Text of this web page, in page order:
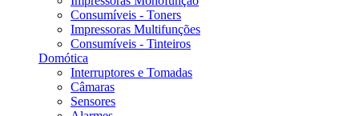
Consumíveis - Toners
Impressoras Multifunções
Consumíveis - Tinteiros
Domótica
Interruptores e Tomadas
Câmaras
Sensores